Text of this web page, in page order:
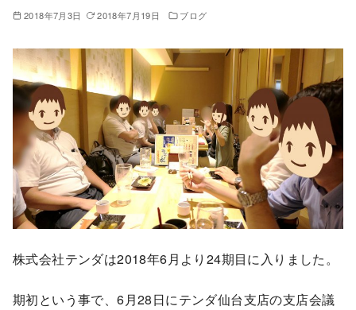
2018年7月3日 2018年7月19日 ブログ
株式会社テンダは2018年6月より24期目に入りました。
期初という事で、6月28日にテンダ仙台支店の支店会議